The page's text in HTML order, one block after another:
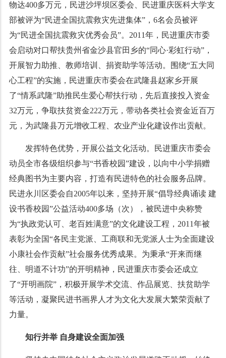
物达400多万元，民进沙坪坝区委会、民进重庆医科大学支
部被评为“民进全国抗震救灾先进集体”， 6名会员被评
为“民进全国抗震救灾优秀会员”。 2011年，民进重庆市委
会启动对口帮扶贵州省金沙县官田乡的“同心·彩虹行动”，
开展智力助推、教师培训、捐资助学等活动。围绕“五大同
心工程”的实施，民进重庆市委会在武隆县赵家乡开展
了“情系武隆”助推民生爱心帮扶行动，先后直接投入资金
32万元，争取扶贫资金222万元，带动各类社会资金近百万
元，为武隆县万元增收工程、农业产业化建设作出贡献。
发挥特色优势，开展公益文化活动。民进重庆市委会
动员全市各级组织参与“书香校园”建设，以向中小学捐赠
经典图书为主要内容，打造有民进特色的社会服务品牌。
民进永川区委会自2005年以来，坚持开展“倡导经典诵读 建
设书香校园”公益活动400多场（次），被民进中央称赞
为“执政党认可、老百姓满意”的文化建设工程， 2011年被
表彰为全国“各民主党派、工商联和无党派人士为全面建设
小康社会作贡献”社会服务优秀成果。为秉承“开来而继
往、明道不计功”的开明精神，民进重庆市委会还成立
了“开明画院”，积极开展学术交流、作品展览、扶贫助学
等活动，凝聚民进书画界人才为文化大发展大繁荣贡献了
力量。
知行并举 自身建设全面加强